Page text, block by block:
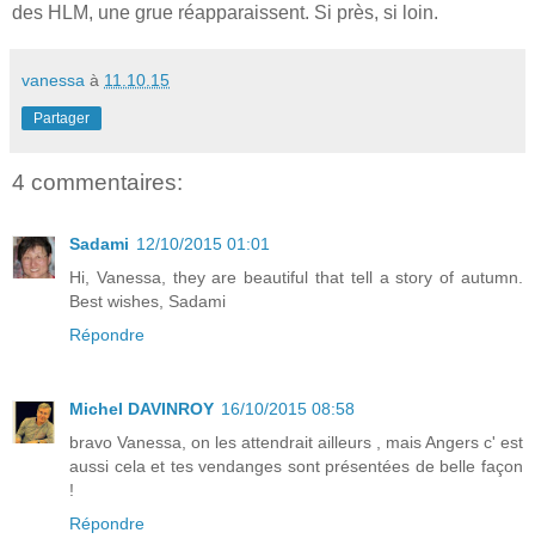
des HLM, une grue réapparaissent. Si près, si loin.
vanessa à 11.10.15
Partager
4 commentaires:
Sadami 12/10/2015 01:01
Hi, Vanessa, they are beautiful that tell a story of autumn.
Best wishes, Sadami
Répondre
Michel DAVINROY 16/10/2015 08:58
bravo Vanessa, on les attendrait ailleurs , mais Angers c' est
aussi cela et tes vendanges sont présentées de belle façon
!
Répondre